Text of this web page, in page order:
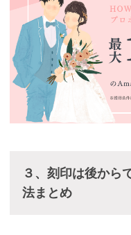
３、刻印は後から
法まとめ